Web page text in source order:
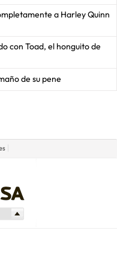
a Harley Quinn
con Toad, el honguito de
de su pene